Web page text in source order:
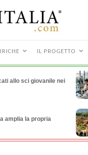
IL PROGETTO
allo sci giovanile nei
amplia la propria